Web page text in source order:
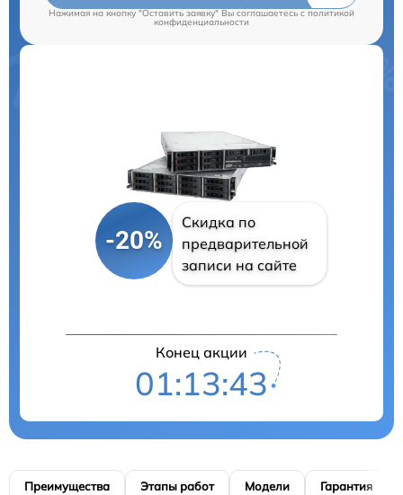
Нажимая на кнопку "Оставить заявку" Вы соглашаетесь c политикой
конфиденциальности
-20%
Скидка по
предварительной
записи на сайте
Конец акции
01:13:42
Преимущества Этапы работ Модели Гарантия